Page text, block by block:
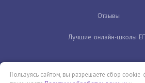
Отзывы
Лучшие онлайн-школы
Пользуясь сайтом, вы разрешаете сбор